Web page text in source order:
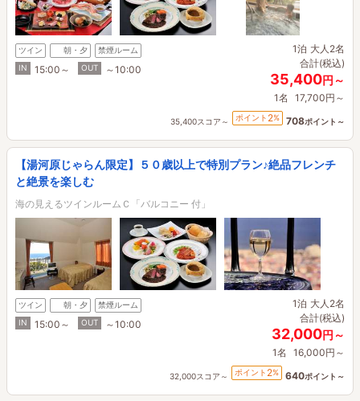
ツイン 朝・夕
禁煙ルーム
IN
15:00～ OUT ～10:00
1泊 大人2名
合計(税込)
35,400円～
1名 17,700円～
35,400スコア～ ポイント 2% 708ポイント～
【湯河原じゃらん限定】５０歳以上で特別プラン♪絶品フレンチ
と絶景を楽しむ
海の見えるツインルームＣ「バルコニー 付」
ツイン 朝・夕
禁煙ルーム
IN
15:00～ OUT ～10:00
1泊 大人2名
合計(税込)
32,000円～
1名 16,000円～
32,000スコア～ ポイント 2% 640ポイント～